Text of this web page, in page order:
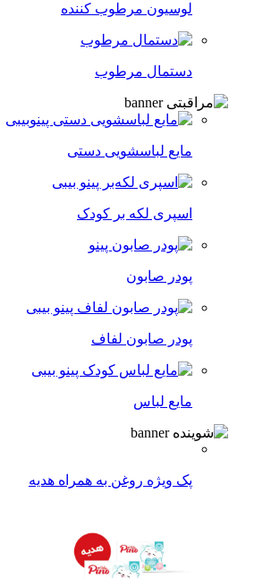
لوسیون مرطوب کننده
دستمال مرطوب
مایع لباسشویی دستی
اسپری لکه‌ بر کودک
پودر صابون
پودر صابون لفاف
مایع لباس
پک ویژه روغن به همراه هدیه